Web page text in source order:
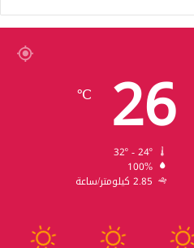
26
℃
100%
2.85 كيلومتر/ساعة